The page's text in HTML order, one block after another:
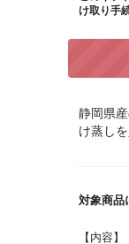
け取り手
静岡県
け蒸し
対象商品
【内容】